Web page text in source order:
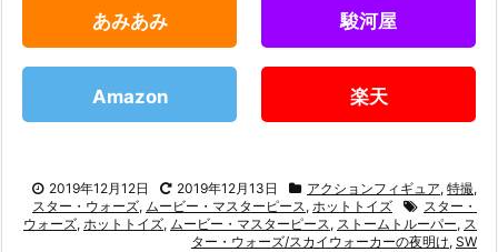
あみあみ 駿河屋
Amazon 楽天
2019年12月12日 2019年12月13日 アクションフィギュア, 特撮,
スター・ウォーズ, ムービー・マスターピース, ホットトイズ
スター・
ウォーズ, ホットトイズ, ムービー・マスターピース, ストームトルーパー, ス
ター・ウォーズ/スカイウォーカーの夜明け, SW